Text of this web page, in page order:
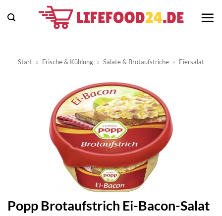
Inhalt
Start » Frische & Kühlung » Salate & Brotaufstriche » Eiersalat
Popp Brotaufstrich Ei-Bacon-Salat